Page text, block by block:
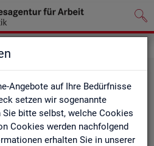
Angebote auf Ihre Bedürfnisse
setzen wir sogenannte
bitte selbst, welche Cookies
Cookies werden nachfolgend
erhalten Sie in unserer